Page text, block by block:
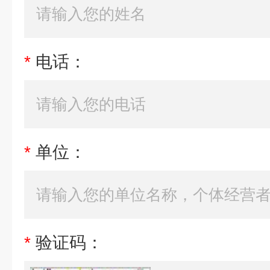
* 电话：
* 单位：
* 验证码：